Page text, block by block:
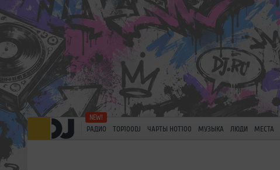
РАДИО TOP100DJ ЧАРТЫ HOT100 МУЗЫКА ЛЮДИ МЕСТА